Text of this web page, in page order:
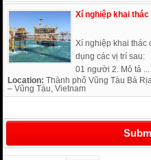
Xí nghiệp khai
Xí nghiệp khai thác
dụng các vị trí
01 người 2. Mô tả ...
Location:Thành phố Vũng Tàu Bà
– Vũng Tàu, Vietnam